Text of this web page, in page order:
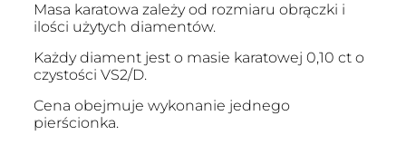
Masa karatowa zależy od rozmiaru obrączki i
ilości użytych diamentów.
Każdy diament jest o masie karatowej 0,10 ct o
czystości VS2/D.
Cena obejmuje wykonanie jednego
pierścionka.